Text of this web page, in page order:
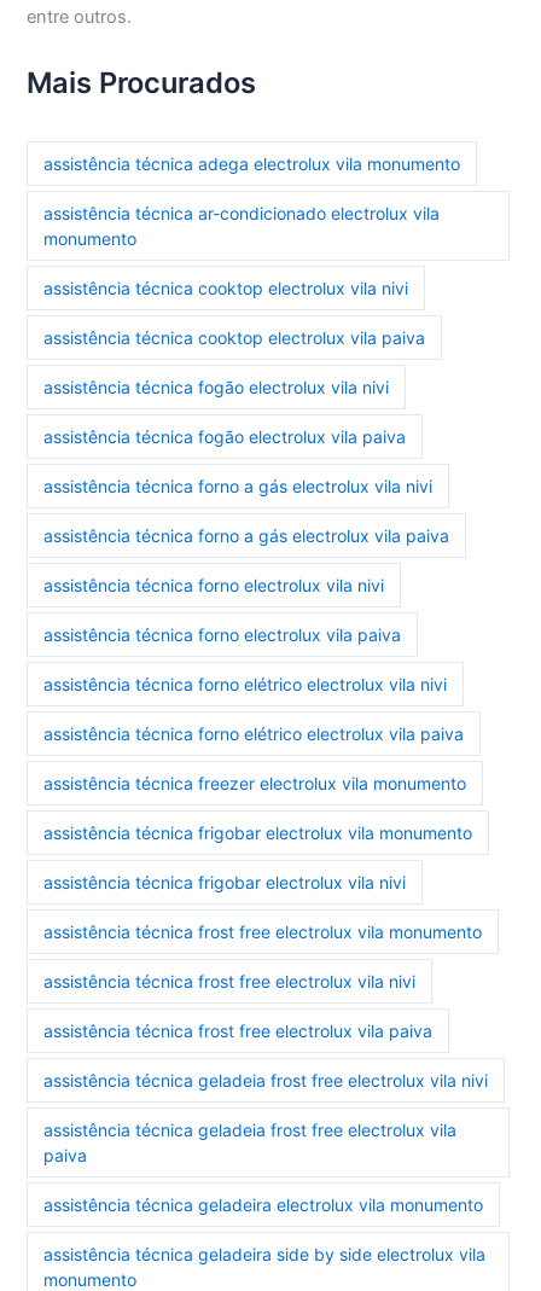
entre outros.
Mais Procurados
assistência técnica adega electrolux vila monumento
assistência técnica ar-condicionado electrolux vila
monumento
assistência técnica cooktop electrolux vila nivi
assistência técnica cooktop electrolux vila paiva
assistência técnica fogão electrolux vila nivi
assistência técnica fogão electrolux vila paiva
assistência técnica forno a gás electrolux vila nivi
assistência técnica forno a gás electrolux vila paiva
assistência técnica forno electrolux vila nivi
assistência técnica forno electrolux vila paiva
assistência técnica forno elétrico electrolux vila nivi
assistência técnica forno elétrico electrolux vila paiva
assistência técnica freezer electrolux vila monumento
assistência técnica frigobar electrolux vila monumento
assistência técnica frigobar electrolux vila nivi
assistência técnica frost free electrolux vila monumento
assistência técnica frost free electrolux vila nivi
assistência técnica frost free electrolux vila paiva
assistência técnica geladeia frost free electrolux vila nivi
assistência técnica geladeia frost free electrolux vila
paiva
assistência técnica geladeira electrolux vila monumento
assistência técnica geladeira side by side electrolux vila
monumento